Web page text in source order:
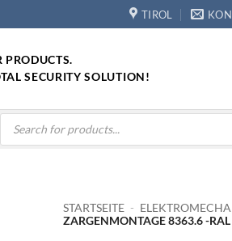
TIROL
PRODUCTS.
SECURITY SOLUTION!
Products
search
STARTSEITE -
ZARGENMONTAGE 8363.6 -RAL